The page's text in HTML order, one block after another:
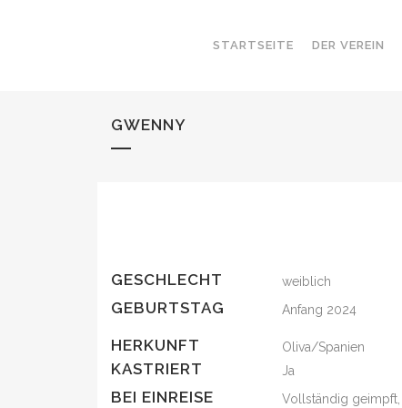
STARTSEITE DER VEREIN
GWENNY
GESCHLECHT weiblich
GEBURTSTAG Anfang 2024
HERKUNFT Oliva/Spanien
KASTRIERT Ja
BEI EINREISE Vollständig geimpft,